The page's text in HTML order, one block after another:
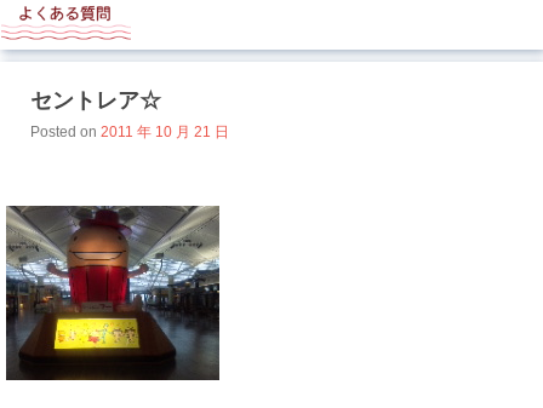
セントレア☆
Posted on 2011 年 10 月 21 日